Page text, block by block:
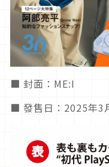
■ 封面：ME:I
■ 發售日：2025年3